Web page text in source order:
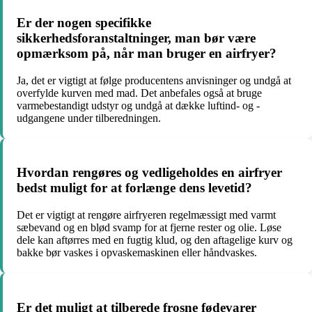
Er der nogen specifikke
sikkerhedsforanstaltninger, man bør være
opmærksom på, når man bruger en airfryer?
Ja, det er vigtigt at følge producentens anvisninger og undgå at
overfylde kurven med mad. Det anbefales også at bruge
varmebestandigt udstyr og undgå at dække luftind- og -
udgangene under tilberedningen.
Hvordan rengøres og vedligeholdes en airfryer
bedst muligt for at forlænge dens levetid?
Det er vigtigt at rengøre airfryeren regelmæssigt med varmt
sæbevand og en blød svamp for at fjerne rester og olie. Løse
dele kan aftørres med en fugtig klud, og den aftagelige kurv og
bakke bør vaskes i opvaskemaskinen eller håndvaskes.
Er det muligt at tilberede frosne fødevarer